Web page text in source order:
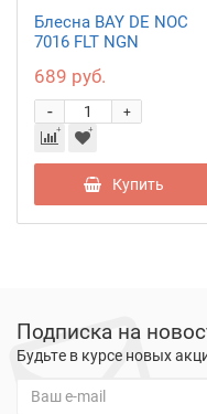
Блесна BAY DE NOC
7016 FLT NGN
689 руб.
+
-
Купить
Подписка на
Будьте в курсе новых